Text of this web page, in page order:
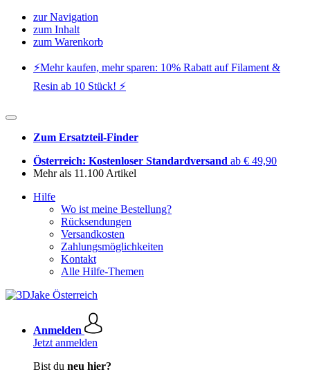
zur Navigation
zum Inhalt
zum Warenkorb
⚡️Mehr kaufen, mehr sparen: 10% Rabatt auf Filament &
Resin ab 10 Stück! ⚡️
Zum Ersatzteil-Finder
Österreich: Kostenloser Standardversand ab € 49,90
Mehr als 11.100 Artikel
Hilfe
Wo ist meine Bestellung?
Rücksendungen
Versandkosten
Zahlungsmöglichkeiten
Kontakt
Alle Hilfe-Themen
Anmelden
Jetzt anmelden
Bist du neu hier?